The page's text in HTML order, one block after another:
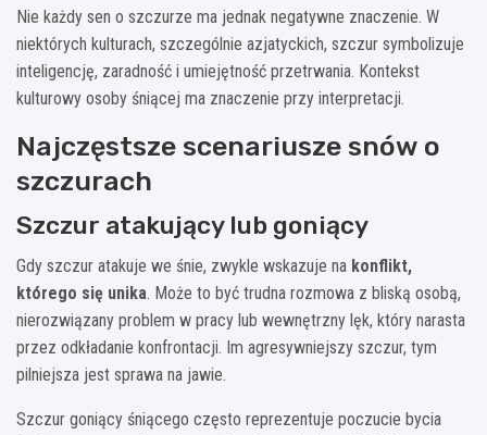
Nie każdy sen o szczurze ma jednak negatywne znaczenie. W
niektórych kulturach, szczególnie azjatyckich, szczur symbolizuje
inteligencję, zaradność i umiejętność przetrwania. Kontekst
kulturowy osoby śniącej ma znaczenie przy interpretacji.
Najczęstsze scenariusze snów o
szczurach
Szczur atakujący lub goniący
Gdy szczur atakuje we śnie, zwykle wskazuje na konflikt,
którego się unika. Może to być trudna rozmowa z bliską osobą,
nierozwiązany problem w pracy lub wewnętrzny lęk, który narasta
przez odkładanie konfrontacji. Im agresywniejszy szczur, tym
pilniejsza jest sprawa na jawie.
Szczur goniący śniącego często reprezentuje poczucie bycia